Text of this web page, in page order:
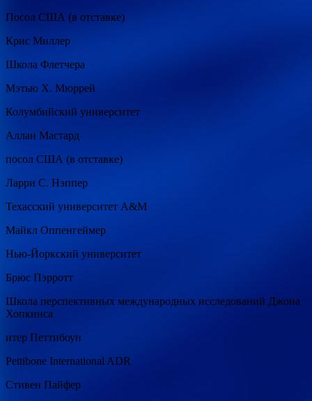
Посол США (в отставке)
Крис Миллер
Школа Флетчера
Мэтью Х. Мюррей
Колумбийский университет
Аллан Мастард
посол США (в отставке)
Ларри С. Нэппер
Техасский университет A&M
Майкл Оппенгеймер
Нью-Йоркский университет
Брюс Пэрротт
Школа перспективных международных исследований Джона
Хопкинса
итер Петтибоун
Pettibone International ADR
Стивен Пайфер